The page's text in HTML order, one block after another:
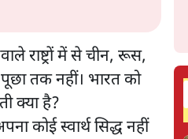
राष्ट्रों में से चीन, रूस,
तक नहीं। भारत को
क्या है?
कोई स्वार्थ सिद्ध नहीं